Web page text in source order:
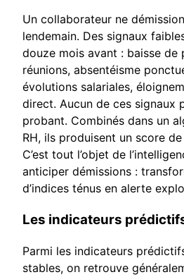
Un collaborateur ne
lendemain. Des signaux
douze mois avant : baisse de
réunions, absentéisme
évolutions salariales,
direct. Aucun de ces signaux
probant. Combinés dans un
RH, ils produisent un score
C’est tout l’objet de
anticiper démissions :
d’indices ténus en alerte
Les indicateurs
Parmi les indicateurs
stables, on retrouve